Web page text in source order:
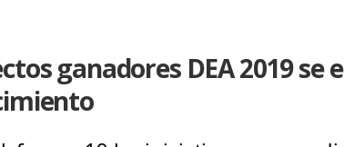
ganadores DEA 2019